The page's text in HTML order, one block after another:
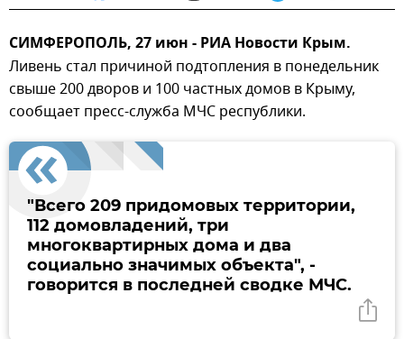
СИМФЕРОПОЛЬ, 27 июн - РИА Новости Крым.
Ливень стал причиной подтопления в понедельник
свыше 200 дворов и 100 частных домов в Крыму,
сообщает пресс-служба МЧС республики.
"Всего 209 придомовых территории,
112 домовладений, три
многоквартирных дома и два
социально значимых объекта", -
говорится в последней сводке МЧС.